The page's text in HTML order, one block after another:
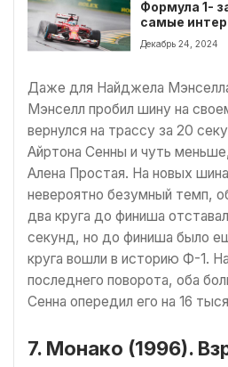
Формула 1-
самые
чемпионы
Декабрь 24, 2024
Даже для Найджела
Мэнселл пробил шину на
вернулся на трассу за 20
Айртона Сенны и чуть
Алена Простая. На новых
невероятно безумный темп,
два круга до финиша
секунд, но до финиша было
круга вошли в историю Ф-1.
последнего поворота, оба
Сенна опередил его на 16
7. Монако (1996).